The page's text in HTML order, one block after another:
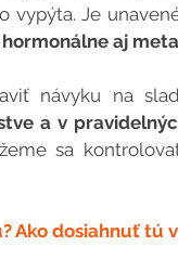
aj
návyku na
a v
sa
Ako dosiahnuť tú